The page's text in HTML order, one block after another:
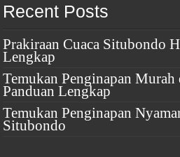
Recent Posts
Prakiraan Cuaca Situbondo
Lengkap
Temukan Penginapan
Panduan Lengkap
Temukan Penginapan
Situbondo